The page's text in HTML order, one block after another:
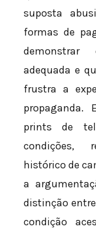
suposta
formas de
demonstrar
adequada e
frustra a
propaganda.
prints de
condições,
histórico de
a
distinção
condição